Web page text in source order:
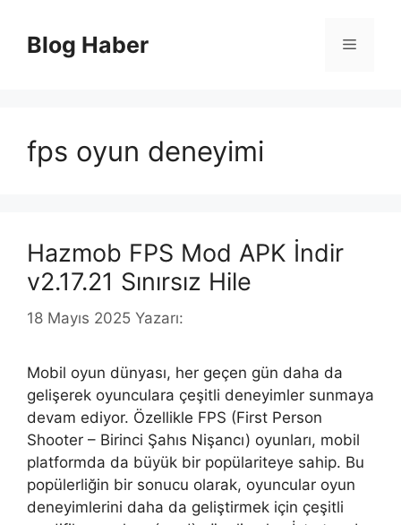
Blog Haber Menü
fps oyun deneyimi
Hazmob FPS Mod APK İndir
v2.17.21 Sınırsız Hile
18 Mayıs 2025 Yazarı:
Mobil oyun dünyası, her geçen gün daha da
gelişerek oyunculara çeşitli deneyimler sunmaya
devam ediyor. Özellikle FPS (First Person
Shooter – Birinci Şahıs Nişancı) oyunları, mobil
platformda da büyük bir popülariteye sahip. Bu
popülerliğin bir sonucu olarak, oyuncular oyun
deneyimlerini daha da geliştirmek için çeşitli